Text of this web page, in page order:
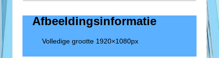
Afbeeldingsinformatie
Volledige grootte 1920×1080px